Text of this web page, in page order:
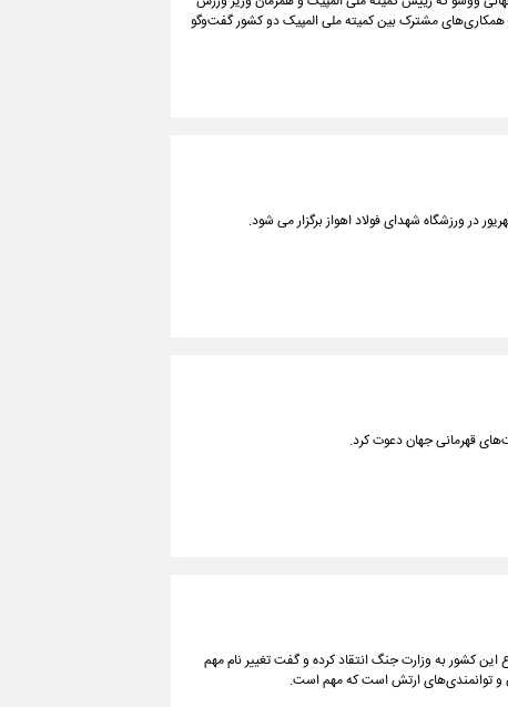
مشترک بین کمیته ملی المپیک دو کشور گفت‌وگو
قهرمانی جهان دعوت کرد.
این کشور به وزارت جنگ انتقاد کرده و گفت تغییر نام مهم
و توانمندی‌های ارتش است که مهم است.